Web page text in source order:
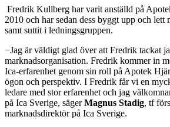
Fredrik Kullberg har varit anställd på
2010 och har sedan dess byggt upp och lett
samt suttit i ledningsgruppen.
−Jag är väldigt glad över att Fredrik tackat
marknadsorganisation. Fredrik kommer in
Ica-erfarenhet genom sin roll på Apotek
ögon och perspektiv. I Fredrik får vi en
ledare med stor erfarenhet och jag
på Ica Sverige, sägerMagnus Stadig, tf
marknadsdirektör på Ica Sverige.